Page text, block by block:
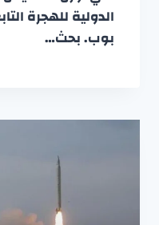
الدولية للهجرة
بوب. بحث…